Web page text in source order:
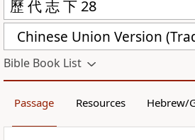
Chinese Union Version
Bible Book List
Passage Resources Hebrew/